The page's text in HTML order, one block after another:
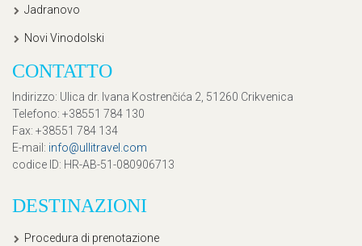
Jadranovo
Novi Vinodolski
CONTATTO
Indirizzo: Ulica dr. Ivana Kostrenčića 2, 51260 Crikvenica
Telefono: +38551 784 130
Fax: +38551 784 134
E-mail : info@ullitravel.com
codice ID: HR-AB-51-080906713
DESTINAZIONI
Procedura di prenotazione